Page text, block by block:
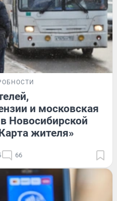
и московская
Новосибирской
жителя»
66